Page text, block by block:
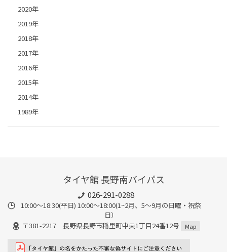
2020年
2019年
2018年
2017年
2016年
2015年
2014年
1989年
タイヤ館 長野南バイパス
026-291-0288
10:00～18:30(平日) 10:00～18:00(1~2月、5～9月の日曜・祝祭
日）
〒381-2217 長野県長野市稲里町中央1丁目24番12号
Map